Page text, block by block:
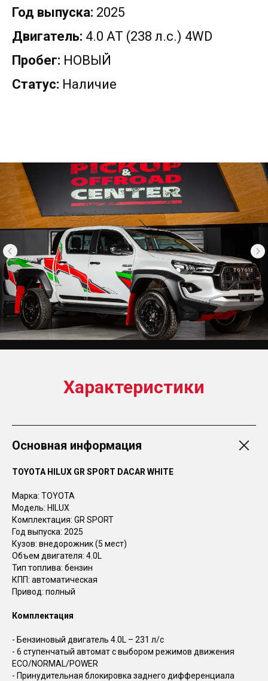
Год выпуска: 2025
Двигатель: 4.0 AT (238 л.с.) 4WD
Пробег: НОВЫЙ
Статус: Наличие
Характеристики
Основная информация
TOYOTA HILUX GR SPORT DACAR WHITE
Марка: TOYOTA
Модель: HILUX
Комплектация: GR SPORT
Год выпуска: 2025
Кузов: внедорожник (5 мест)
Объем двигателя: 4.0L
Тип топлива: бензин
КПП: автоматическая
Привод: полный
Комплектация
- Бензиновый двигатель 4.0L – 231 л/с
- 6 ступенчатый автомат с выбором режимов движения
ECO/NORMAL/POWER
- Принудительная блокировка заднего дифференциала